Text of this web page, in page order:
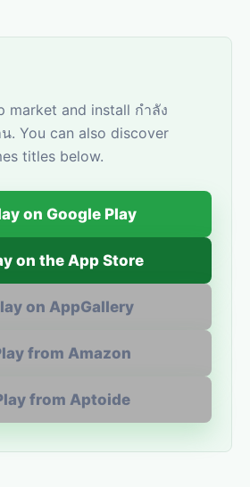
market and install กำลัง
. You can also discover
titles below.
on Google Play
on the App Store
on AppGallery
from Amazon
from Aptoide